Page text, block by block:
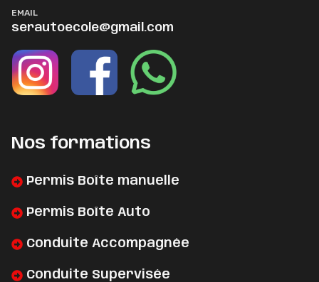
EMAIL
serautoecole@gmail.com
Nos formations
Permis Boîte manuelle
Permis Boîte Auto
Conduite Accompagnée
Conduite Supervisée